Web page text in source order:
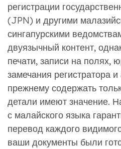
регистрации
(JPN) и другими
сингапурскими
двуязычный контент,
печати, записи на полях,
замечания регистратора
прежнему содержать
детали имеют значение.
с малайского языка
перевод каждого
ваши документы были